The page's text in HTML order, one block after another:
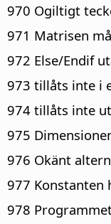
970 Ogiltigt
971 Matrisen
972 Else/Endif
973 tillåts inte i
974 tillåts inte
975
976 Okänt
977 Konstanten
978